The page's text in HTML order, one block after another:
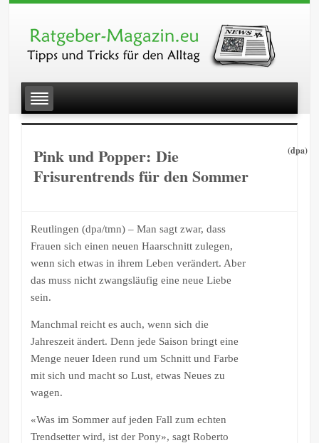
Pink und Popper: Die
Frisurentrends für den Sommer
(dpa)
Reutlingen (dpa/tmn) – Man sagt zwar, dass
Frauen sich einen neuen Haarschnitt zulegen,
wenn sich etwas in ihrem Leben verändert. Aber
das muss nicht zwangsläufig eine neue Liebe
sein.
Manchmal reicht es auch, wenn sich die
Jahreszeit ändert. Denn jede Saison bringt eine
Menge neuer Ideen rund um Schnitt und Farbe
mit sich und macht so Lust, etwas Neues zu
wagen.
«Was im Sommer auf jeden Fall zum echten
Trendsetter wird, ist der Pony», sagt Roberto